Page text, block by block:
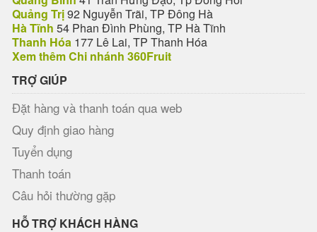
Quảng Trị92 Nguyễn Trãi, TP Đông Hà
Hà Tĩnh 54 Phan Đình Phùng, TP Hà Tĩnh
Thanh Hóa 177 Lê Lai, TP Thanh Hóa
Xem thêm Chi nhánh 360Fruit
TRỢ GIÚP
Đặt hàng và thanh toán qua web
Quy định giao hàng
Tuyển dụng
Thanh toán
Câu hỏi thường gặp
HỖ TRỢ KHÁCH HÀNG